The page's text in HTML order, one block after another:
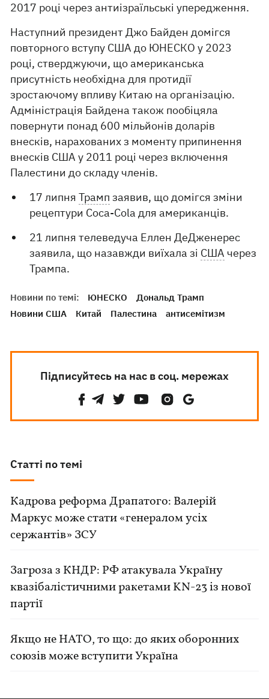
2017 році через антиізраїльські упередження.
Наступний президент Джо Байден домігся
повторного вступу США до ЮНЕСКО у 2023
році, стверджуючи, що американська
присутність необхідна для протидії
зростаючому впливу Китаю на організацію.
Адміністрація Байдена також пообіцяла
повернути понад 600 мільйонів доларів
внесків, нарахованих з моменту припинення
внесків США у 2011 році через включення
Палестини до складу членів.
17 липняТрамп заявив, що домігся зміни
рецептури Coca-Cola для американців.
21 липня телеведуча Еллен ДеДженерес
заявила, що назавжди виїхала зі США через
Трампа.
Новини по темі: ЮНЕСКО
Дональд Трамп
Новини США
Китай Палестина антисемітизм
Підписуйтесь на нас в соц. мережах
Статті по темі
Кадрова реформа Драпатого: Валерій
Маркус може стати «генералом усіх
сержантів» ЗСУ
Загроза з КНДР: РФ атакувала Україну
квазібалістичними ракетами KN-23 із нової
партії
Якщо не НАТО, то що: до яких оборонних
союзів може вступити Україна